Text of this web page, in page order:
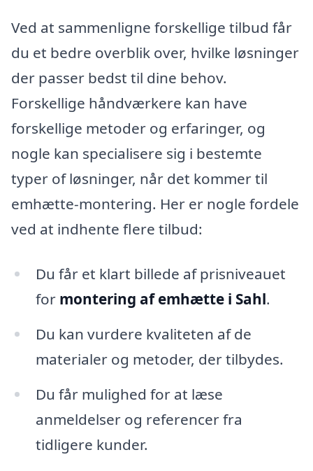
Ved at sammenligne forskellige tilbud får
du et bedre overblik over, hvilke løsninger
der passer bedst til dine behov.
Forskellige håndværkere kan have
forskellige metoder og erfaringer, og
nogle kan specialisere sig i bestemte
typer of løsninger, når det kommer til
emhætte-montering. Her er nogle fordele
ved at indhente flere tilbud:
Du får et klart billede af prisniveauet
for montering af emhætte i Sahl.
Du kan vurdere kvaliteten af de
materialer og metoder, der tilbydes.
Du får mulighed for at læse
anmeldelser og referencer fra
tidligere kunder.